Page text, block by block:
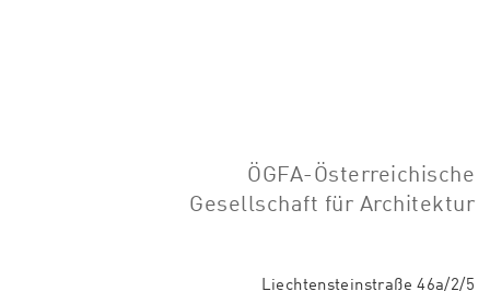
ÖGFA-Österreichische
Gesellschaft für Architektur
Liechtensteinstraße 46a/2/5